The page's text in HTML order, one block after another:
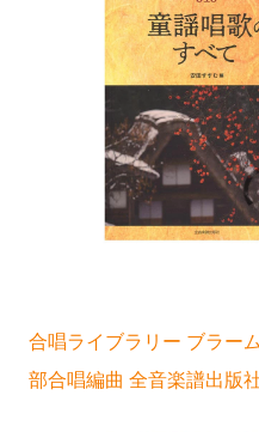
合唱ライブラリー ブラー
部合唱編曲 全音楽譜出版